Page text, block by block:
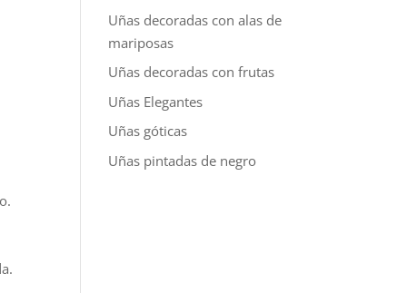
Uñas decoradas con alas de
mariposas
Uñas decoradas con frutas
Uñas Elegantes
Uñas góticas
Uñas pintadas de negro